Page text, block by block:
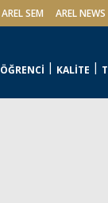
AREL SEM AREL NEWS
ÖĞRENCİ KALİTE